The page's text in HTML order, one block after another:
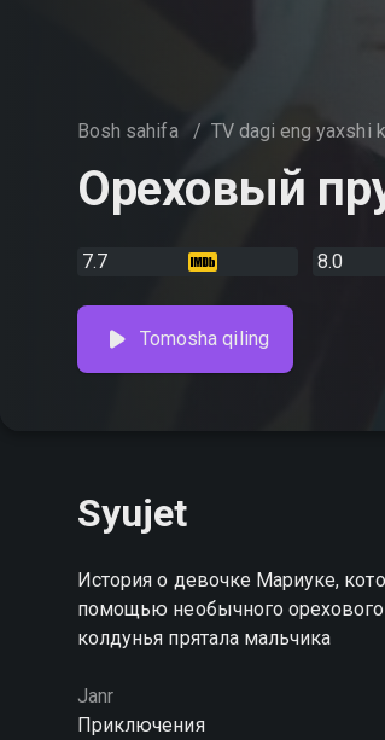
Bosh sahifa / TV dagi eng yaxshi
Ореховый
7.7 8.0
Tomosha qiling
Syujet
История о девочке Мариуке,
помощью необычного орехового
колдунья прятала мальчика
Janr
Приключения